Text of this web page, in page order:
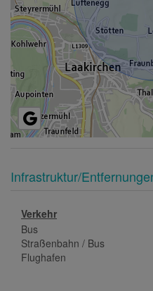
Infrastruktur/
Verkehr
Bus
Straßenbahn / Bus
Flughafen